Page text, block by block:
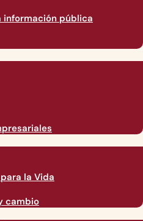
información pública
la Vida
cambio